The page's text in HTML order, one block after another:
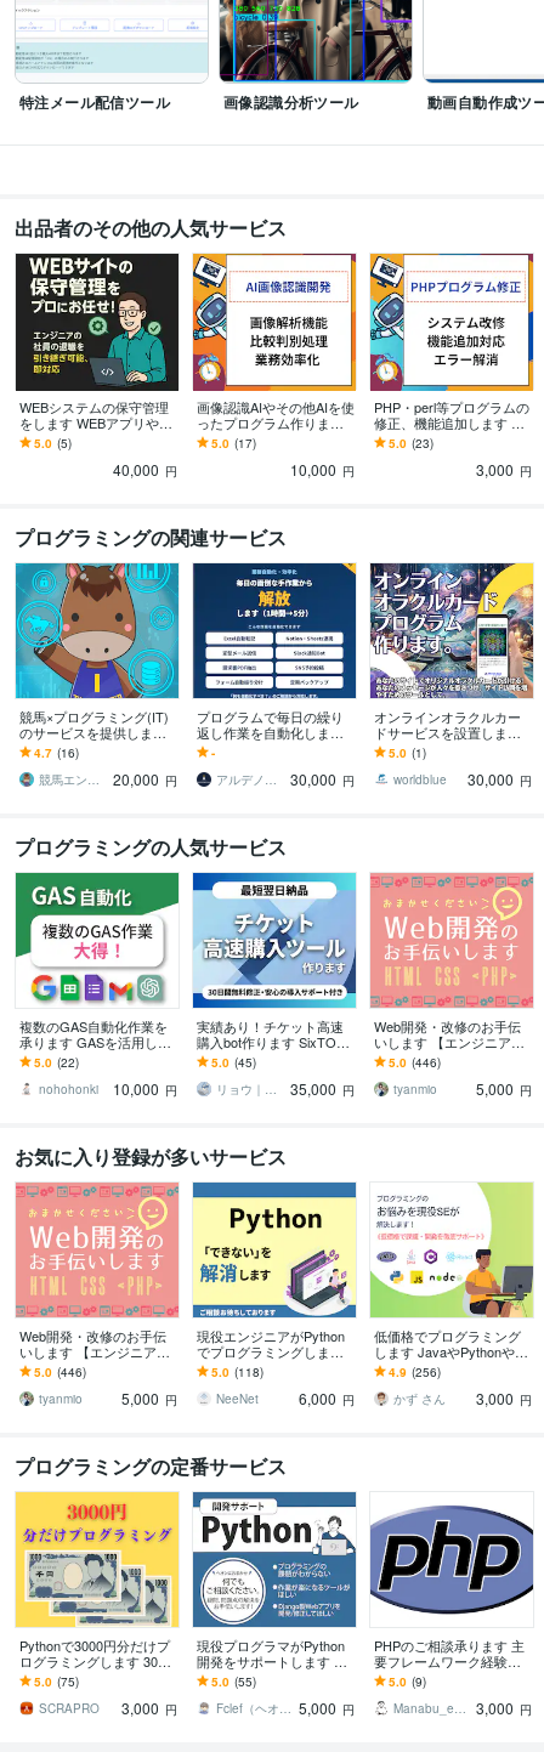
Flask:5年
jQuery:14年 Laravel:10年Firebase:5年Linux:20年
オンプレミス:20年MySQL:18年Git:10年
ビジネス・クリエイティブツール
WordPress:20年Excel:20年
Google サイト:10年
Vrew:1年Adobe Illustrator:10年Canva:3年
得意分野
IT相談・システム開発 WEBアプリ、PCツール、サイト作成
不動産 製造 商品販売EC 美容健康 マーケティング
生成AI活用・開発・制作 AIシステムやサイト・アプリ作成、講師
英語 日常会話レベル
特注メール配信ツール 画像認識分析ツール 動画自動作成ツ
出品者のその他の人気サービス
WEBシステムの保守管理
をします WEBアプリやW
EB会員サイトなどの保守
管理をします
5.0 (5)
40,000 円
画像認識AIやその他AIを使
ったプログラム作ります
生成AI、画像認識、物体
検出、自動記事作成、AI
5.0 (17)
10,000 円
PHP・perl等プログラムの
修正、機能追加します 担
当者がいなくなったプロ
グラムの修正やメンテナ
5.0 (23)
3,000 円
プログラミングの関連サービス
競馬×プログラミング(IT)
のサービスを提供します I
T的にやりたいことが可能
かどうか、まずはご相談
ください！
4.7 (16)
競馬エンジニア田辺
20,000 円
プログラムで毎日の繰り
返し作業を自動化します
その手作業、仕組みにし
て時間を取り戻しません
か
-
アルデノヴァ｜AI・システム開発
30,000 円
オンラインオラクルカー
ドサービスを設置します
毎日の運勢を占う、サイ
ト訪問者増加に貢献しま
す。
5.0 (1)
worldblue
30,000 円
プログラミングの人気サービス
複数のGAS自動化作業を
承ります GASを活用した
連結・同期作業等、何で
もお任せください！
5.0 (22)
nohohonki
10,000 円
実績あり！チケット高速
購入bot作ります SixTONE
S等人気公演の取得報告あ
り&30日間無料修正付
5.0 (45)
リョウ｜チケットbot制作
35,000 円
Web開発・改修のお手伝
いします 【エンジニア歴1
1年】新規開発・改修なん
でもお任せください！
5.0 (446)
tyanmio
5,000 円
お気に入り登録が多いサービス
Web開発・改修のお手伝
いします 【エンジニア歴1
1年】新規開発・改修なん
でもお任せください！
5.0 (446)
tyanmio
5,000 円
現役エンジニアがPython
でプログラミングします
大学院卒、現役エンジニ
アが真摯に対応させて頂
きます。
5.0 (118)
NeeNet
6,000 円
低価格でプログラミング
します JavaやPythonやJa
vaScriptなど対応可
4.9 (256)
かず さん
3,000 円
プログラミングの定番サービス
Pythonで3000円分だけプ
ログラミングします 3000
円均一で高品質☆なんで
もご相談ください
5.0 (75)
SCRAPRO
3,000 円
現役プログラマがPython
開発をサポートします 学
習から趣味・実務まで！
入門から応用まで！
5.0 (55)
Fclef（ヘオン） 5,000 円
PHPのご相談承ります 主
要フレームワーク経験あ
り！お気軽にご相談くだ
さい
5.0 (9)
Manabu_engineer
3,000 円